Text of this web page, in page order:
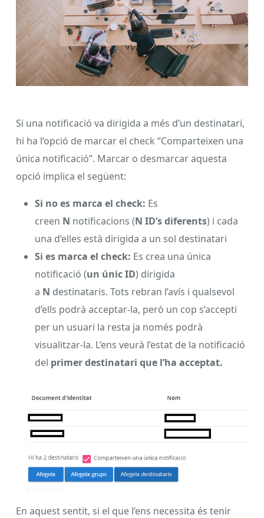
Si una notificació va dirigida a més d’un destinatari,
hi ha l’opció de marcar el check “Comparteixen una
única notificació”. Marcar o desmarcar aquesta
opció implica el següent:
Si no es marca el check: Es
creen N notificacions (N ID’s diferents) i cada
una d’elles està dirigida a un sol destinatari
Si es marca el check: Es crea una única
notificació (un únic ID) dirigida
a N destinataris. Tots rebran l’avís i qualsevol
d’ells podrà acceptar-la, però un cop s’accepti
per un usuari la resta ja només podrà
visualitzar-la. L’ens veurà l’estat de la notificació
del primer destinatari que l’ha acceptat.
En aquest sentit, si el que l’ens necessita és tenir